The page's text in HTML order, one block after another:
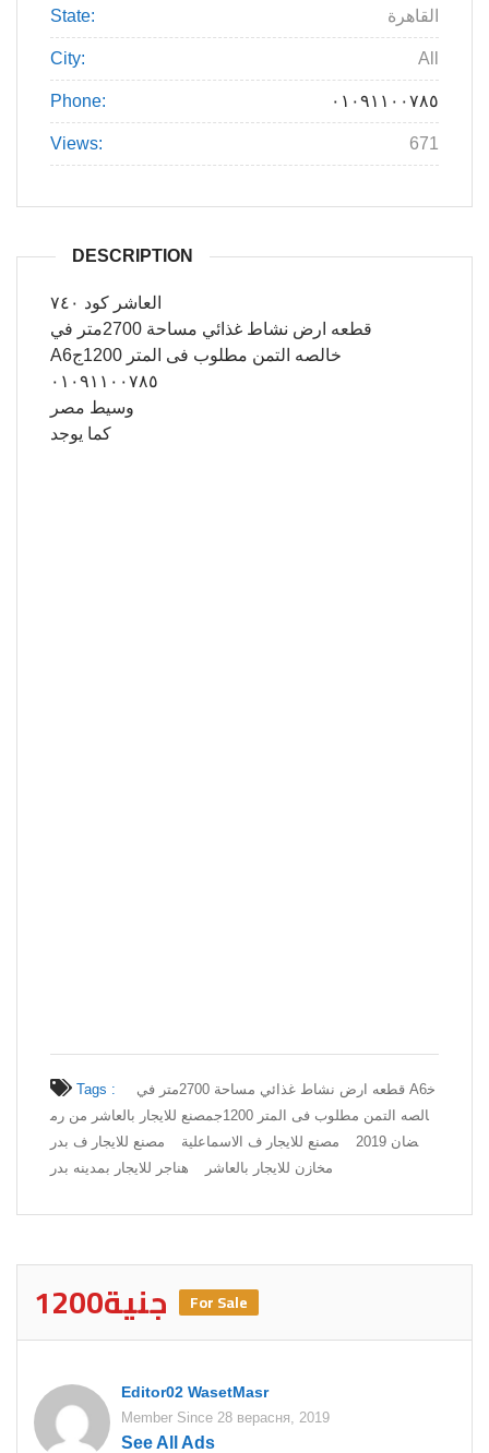
State: القاهرة
City: All
Phone: ٠١٠٩١١٠٠٧٨٥
Views: 671
DESCRIPTION
العاشر كود ٧٤٠
قطعه ارض نشاط غذائي مساحة 2700متر في
A6خالصه التمن مطلوب فى المتر 1200ج
٠١٠٩١١٠٠٧٨٥
وسيط مصر
كما يوجد
Tags :
قطعه ارض نشاط غذائي مساحة 2700متر في A6خ
الصه التمن مطلوب فى المتر 1200جمصنع للايجار بالعاشر من رم
ضان 2019
مصنع للايجار ف الاسماعلية
مصنع للايجار ف بدر
مخازن للايجار بالعاشر
هناجر للايجار بمدينه بدر
1200جنية For Sale
Editor02 WasetMasr
Member Since 28 верасня, 2019
See All Ads